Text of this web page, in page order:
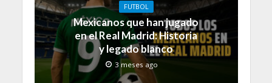
FUTBOL
Mexicanos que han jugado
en el Real Madrid: Historia
y legado blanco
3 meses ago